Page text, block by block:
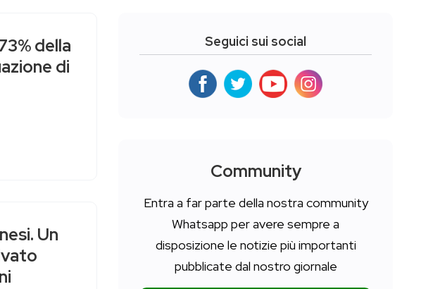
della
di
Un
Seguici sui social
Community
Entra a far parte della nostra community
Whatsapp per avere sempre a
disposizione le notizie più importanti
pubblicate dal nostro giornale